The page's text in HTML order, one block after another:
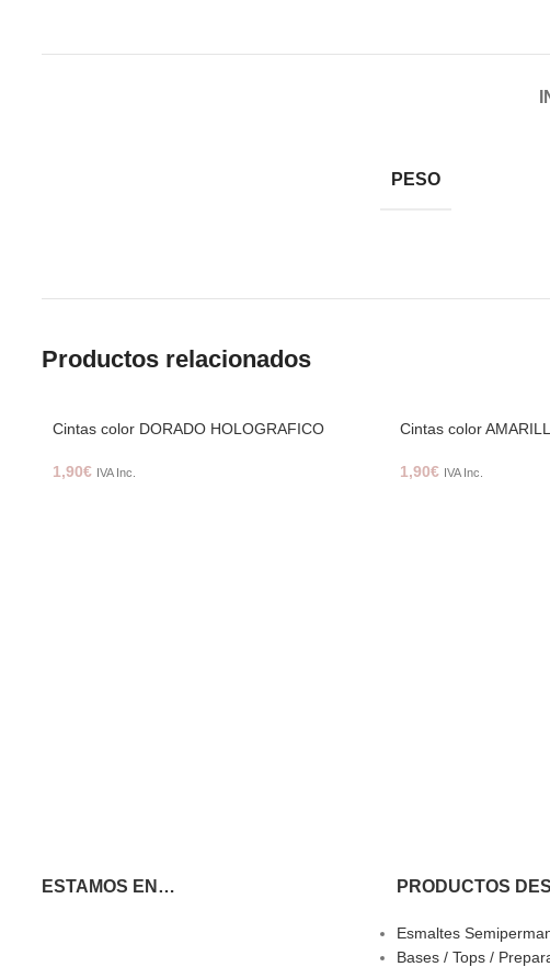
PESO
Productos relacionados
Cintas color DORADO HOLOGRAFICO
1,90€ IVA Inc.
Cintas color
1,90€ IVA Inc.
ESTAMOS EN… PRODUCTOS
Esmaltes
Bases / Tops /